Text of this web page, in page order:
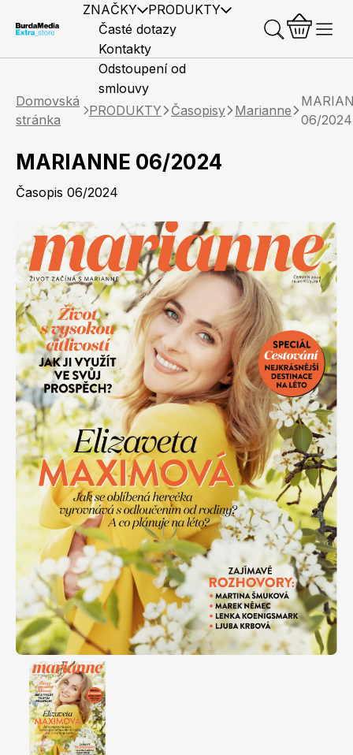
ZNAČKY PRODUKTY
Marianne
Apetit
Svět ženy
Elle Decoration
Marianne Bydlení
Marianne Venkov & styl
Naše krásná zahrada
Knihy Merch
Časté dotazy
Kontakty
Odstoupení od
smlouvy
Domovská
stránka
PRODUKTY Časopisy Marianne
06/2024
MARIANNE 06/2024
Časopis 06/2024